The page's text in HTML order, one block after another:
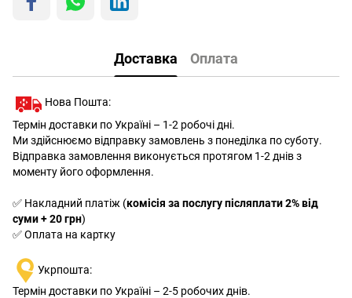
Доставка Оплата
Нова Пошта:
Термін доставки по Україні – 1-2 робочі дні.
Ми здійснюємо відправку замовлень з понеділка по суботу.
Відправка замовлення виконується протягом 1-2 днів з
моменту його оформлення.
✅ Накладний платіж (комісія за послугу післяплати 2% від
суми + 20 грн)
✅ Оплата на картку
Укрпошта:
Термін доставки по Україні – 2-5 робочих днів.